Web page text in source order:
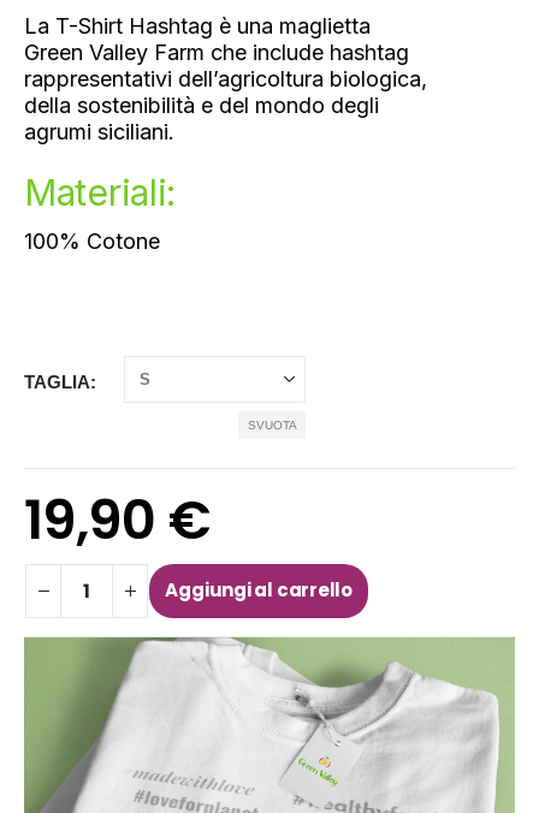
La T-Shirt Hashtag è una maglietta
Green Valley Farm che include hashtag
rappresentativi dell’agricoltura biologica,
della sostenibilità e del mondo degli
agrumi siciliani.
Materiali:
100% Cotone
TAGLIA
SVUOTA
19,90 €
Aggiungi al carrello